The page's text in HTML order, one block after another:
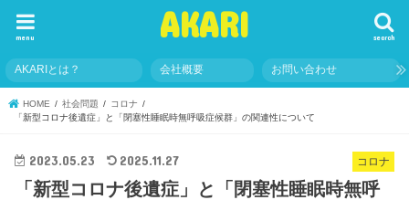
AKARI search
menu
AKARIとは？ 会社概要 お問い合わせ
HOME 社会問題
コロナ
「新型コロナ後遺症」と「閉塞性睡眠時無呼吸症候群」の関連性について
コロナ
2023.05.23 2025.11.27
「新型コロナ後遺症」と「閉塞性睡眠時無呼